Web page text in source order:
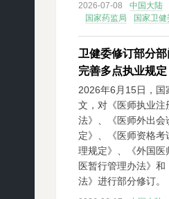
2026-07-08 中国大陆
国家药监局
国家卫健
卫健委修订部分部
完善多点执业规定
2026年6月15日，国
文，对《医师执业注
法》、《医师外出会
定》、《医师资格考
理规定》、《外国医
医暂行管理办法》
法》进行部分修订。